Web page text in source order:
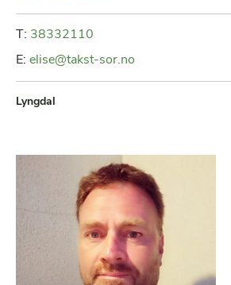
T: 38332110
E: elise@takst-sor.no
Lyngdal